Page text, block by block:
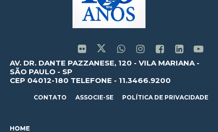
AV. DR. DANTE PAZZANESE, 120 - VILA MARIANA -
SÃO PAULO - SP
CEP 04012-180 TELEFONE - 11.3466.9200
CONTATO ASSOCIE-SE POLÍTICA DE PRIVACIDADE
HOME